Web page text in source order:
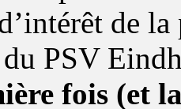
de
PSV
fois (et